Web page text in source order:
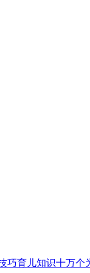
巧育儿知识十万个